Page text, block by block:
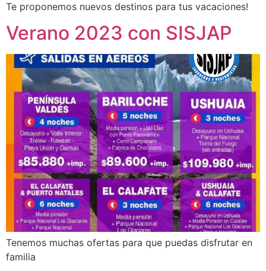
Te proponemos nuevos destinos para tus vacaciones!
Verano 2023 con SISJAP
Tenemos muchas ofertas para que puedas disfrutar en
familia